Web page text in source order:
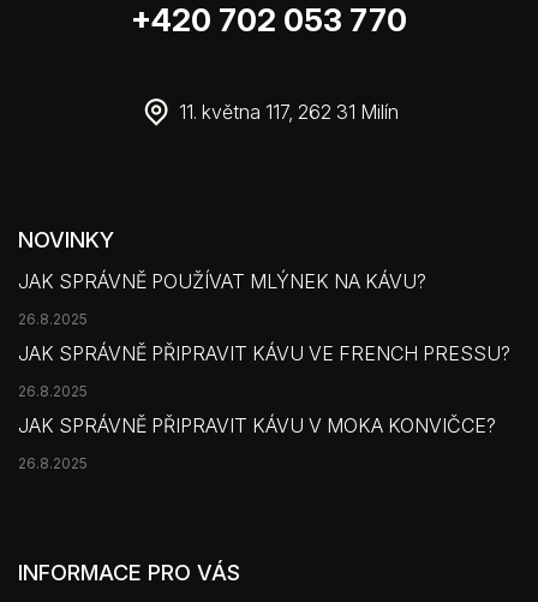
+420 702 053 770
11. května 117, 262 31 Milín
NOVINKY
JAK SPRÁVNĚ POUŽÍVAT MLÝNEK NA KÁVU?
26.8.2025
JAK SPRÁVNĚ PŘIPRAVIT KÁVU VE FRENCH PRESSU?
26.8.2025
JAK SPRÁVNĚ PŘIPRAVIT KÁVU V MOKA KONVIČCE?
26.8.2025
INFORMACE PRO VÁS